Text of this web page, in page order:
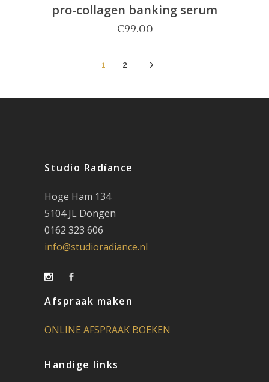
pro-collagen banking serum
€99.00
1 2 5
Studio Radíance
Hoge Ham 134
5104 JL Dongen
0162 323 606
info@studioradiance.nl
Afspraak maken
ONLINE AFSPRAAK BOEKEN
Handige links